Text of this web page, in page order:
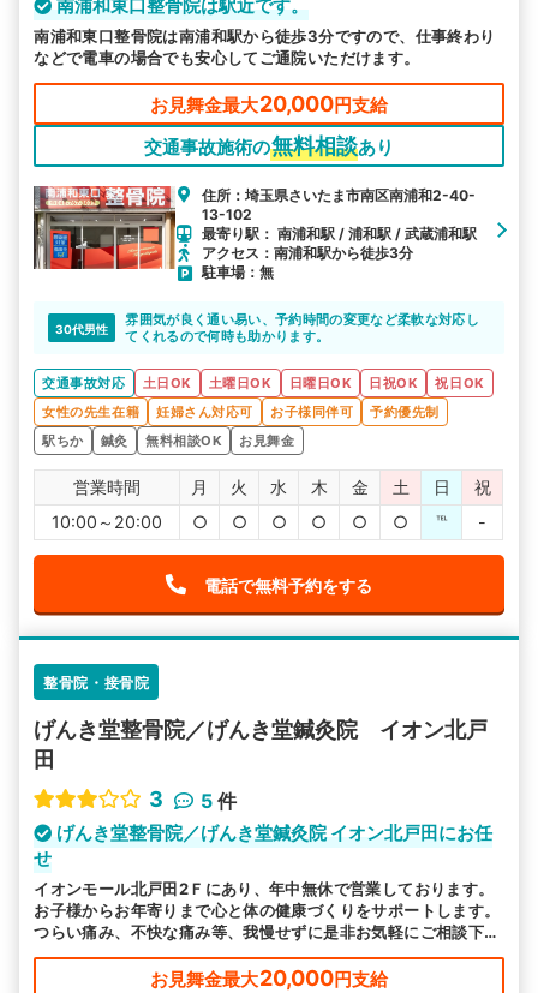
南浦和東口整骨院は駅近です。
南浦和東口整骨院は南浦和駅から徒歩3分ですので、仕事終わり
などで電車の場合でも安心してご通院いただけます。
お見舞金最大20,000円支給
交通事故施術の無料相談あり
住所：埼玉県さいたま市南区南浦和2-40-
13-102
最寄り駅： 南浦和駅 / 浦和駅 / 武蔵浦和駅
アクセス：南浦和駅から徒歩3分
駐車場：無
30代男性
雰囲気が良く通い易い、予約時間の変更など柔軟な対応し
てくれるので何時も助かります。
交通事故対応 土日OK 土曜日OK 日曜日OK 日祝OK
祝日OK
女性の先生在籍
妊婦さん対応可 お子様同伴可
予約優先制
駅ちか
鍼灸 無料相談OK お見舞金
営業時間 月 火 水 木 金 土 日
祝
10:00～20:00
○ ○ ○ ○ ○ ○ ℡ -
電話で無料予約をする
整骨院・接骨院
げんき堂整骨院／げんき堂鍼灸院 イオン北戸
田
3
5 件
げんき堂整骨院／げんき堂鍼灸院 イオン北戸田にお任
せ
イオンモール北戸田2Ｆにあり、年中無休で営業しております。
お子様からお年寄りまで心と体の健康づくりをサポートします。
つらい痛み、不快な痛み等、我慢せずに是非お気軽にご相談下さ
い。
お見舞金最大20,000円支給